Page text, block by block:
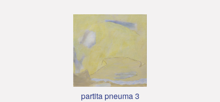
partita pneuma 3